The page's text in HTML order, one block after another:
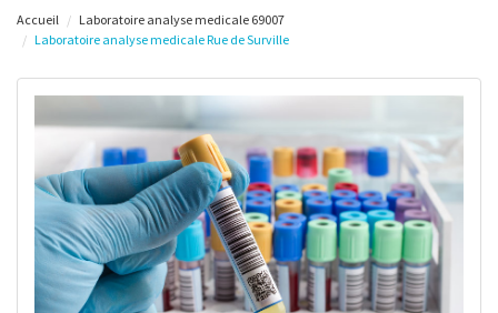
Accueil
Laboratoire analyse medicale 69007
Laboratoire analyse medicale Rue de Surville